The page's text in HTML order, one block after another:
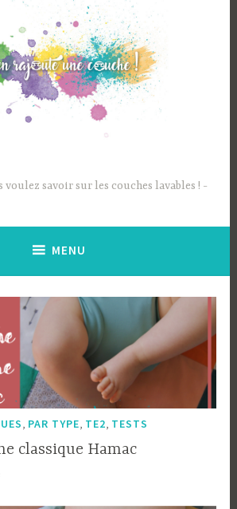
voulez savoir sur les couches lavables !
MENU
, PAR TYPE, TE2, TESTS
classique Hamac